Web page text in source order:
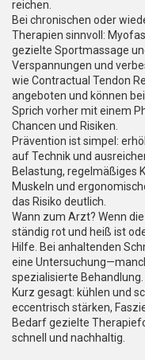
reichen.
Bei chronischen oder
Therapien sinnvoll:
gezielte Sportmassage
Verspannungen und
wie Contractual Tendon
angeboten und können
Sprich vorher mit einem
Chancen und Risiken.
Prävention ist simpel:
auf Technik und
Belastung, regelmäßiges
Muskeln und
das Risiko deutlich.
Wann zum Arzt? Wenn
ständig rot und heiß ist
Hilfe. Bei anhaltenden
eine
spezialisierte Behandlung.
Kurz gesagt: kühlen und
eccentrisch stärken,
Bedarf gezielte
schnell und nachhaltig.